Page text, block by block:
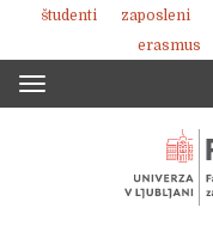
Skoči
vsebino
študenti zaposleni
erasmus